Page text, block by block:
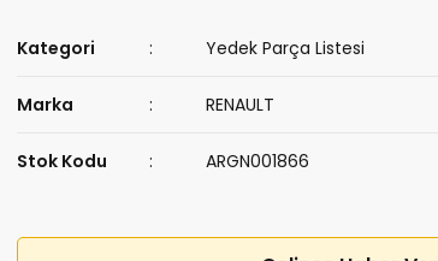
Kategori Yedek Parça Listesi
Marka RENAULT
Stok Kodu ARGN001866